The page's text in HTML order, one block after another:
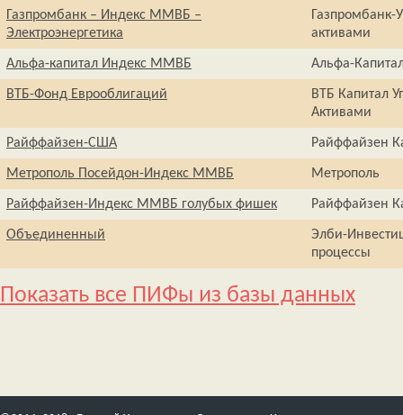
Газпромбанк – Индекс ММВБ –
Электроэнергетика
Газпромбанк-
активами
Альфа-капитал Индекс ММВБ Альфа-
ВТБ-Фонд Еврооблигаций
ВТБ Капитал
Активами
Райффайзен-США Райффайзен
Метрополь Посейдон-Индекс ММВБ Метрополь
Райффайзен-Индекс ММВБ голубых фишек Райффайзен
Объединенный
Элби-
процессы
Показать все ПИФы из базы данных